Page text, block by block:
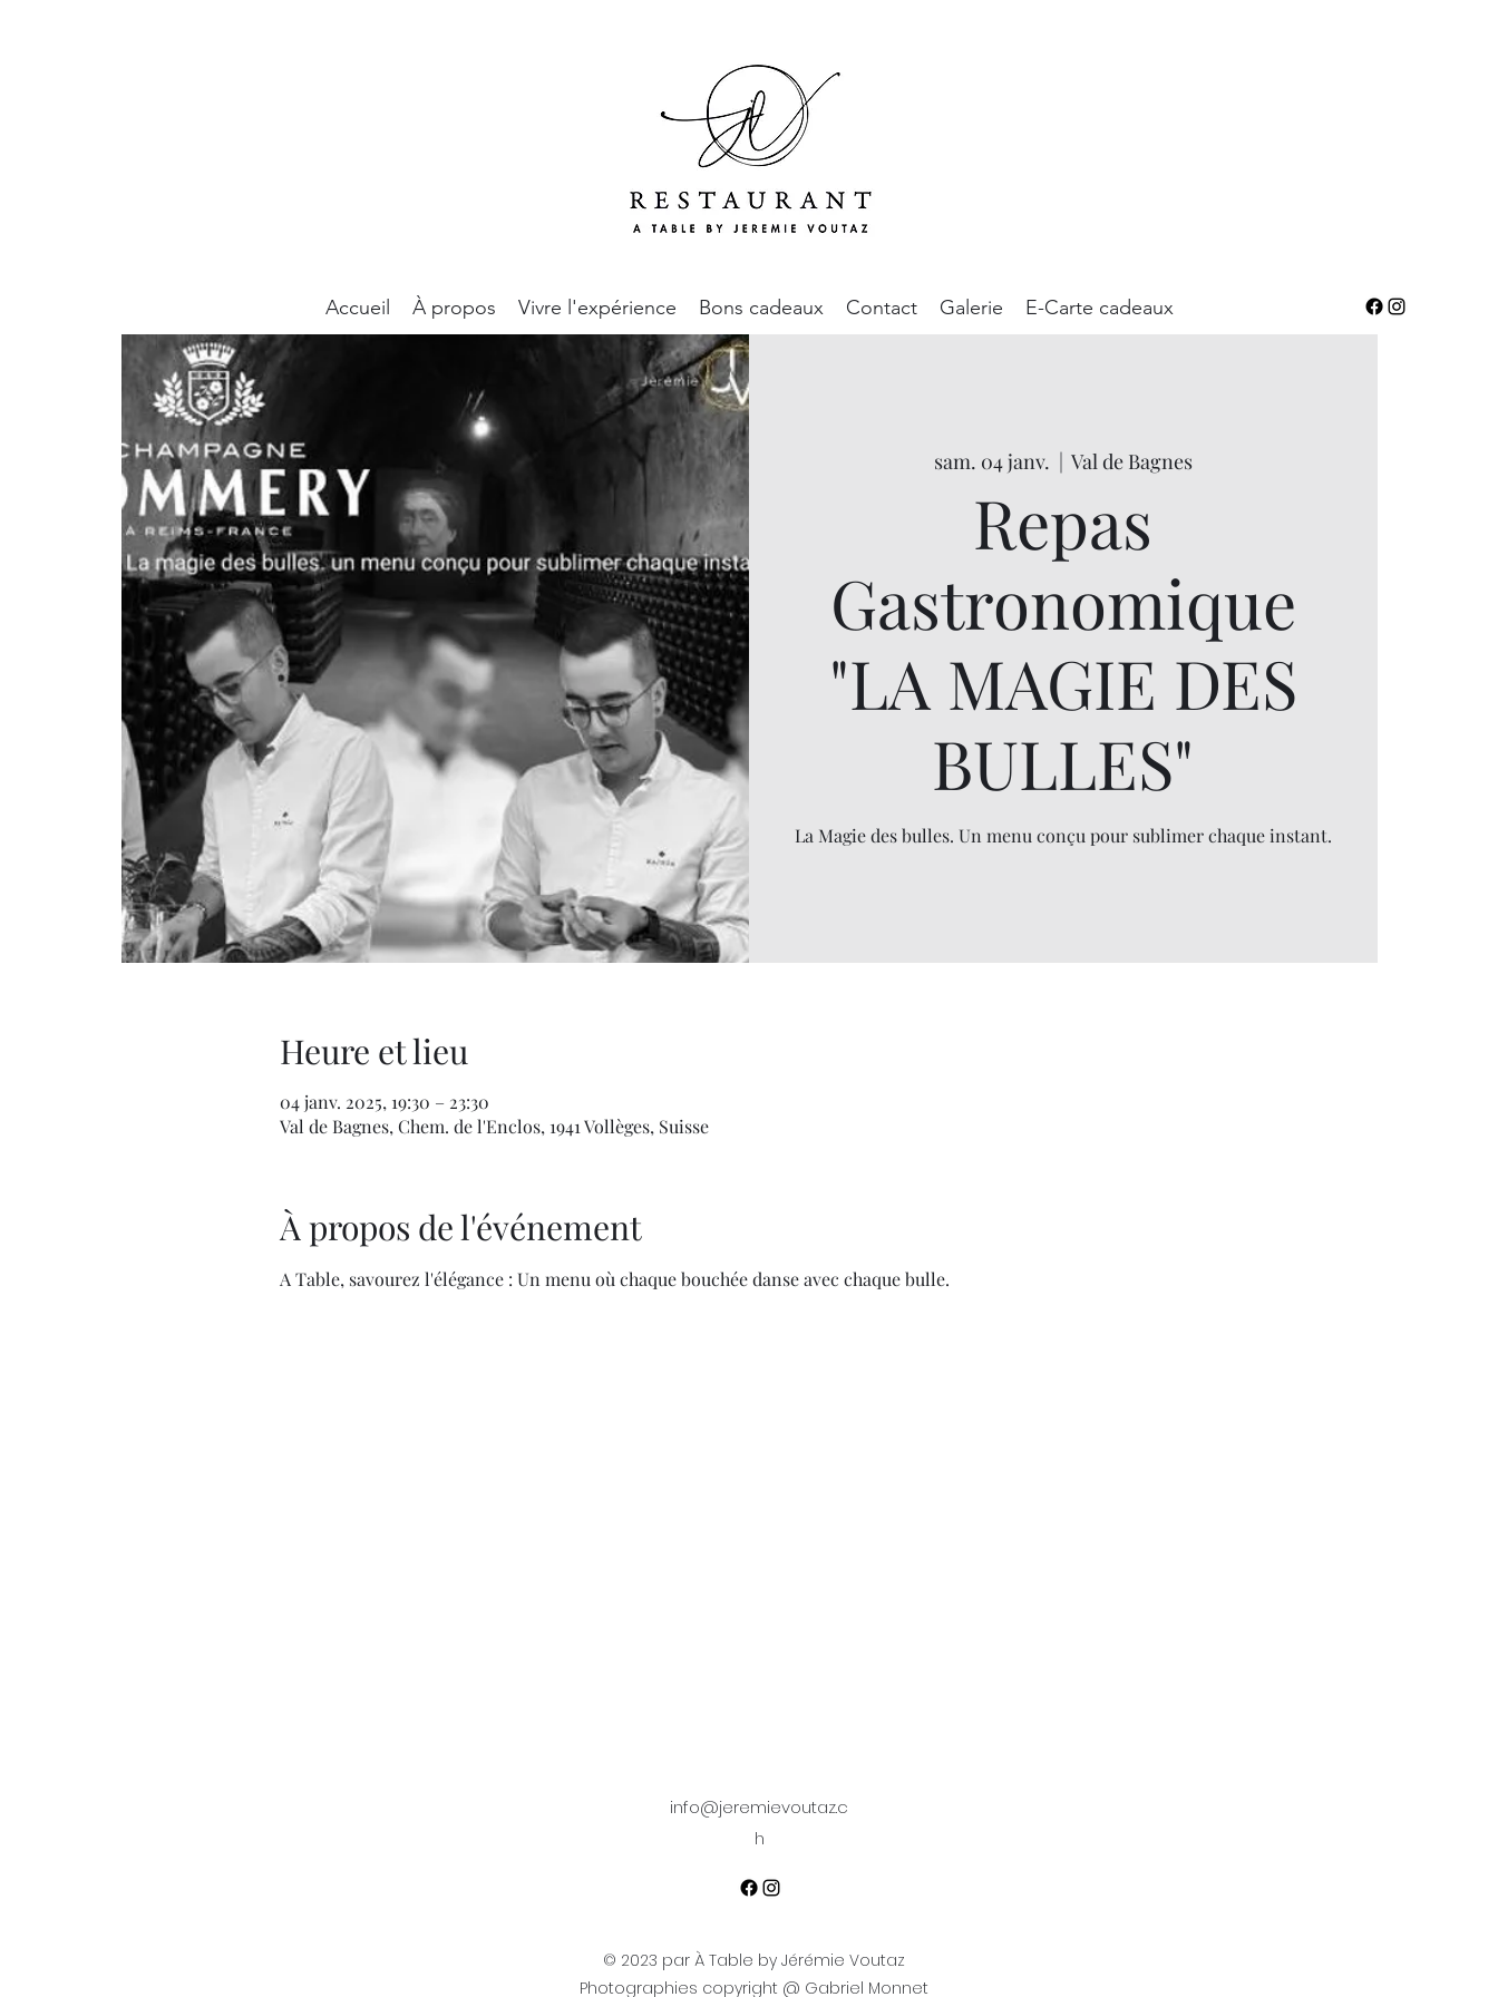
Accueil À propos Vivre l'expérience Bons cadeaux Contact Galerie E-Carte cadeaux
sam. 04 janv.
  |
Val de Bagnes
Repas
Gastronomique
"LA MAGIE DES
BULLES"
La Magie des bulles. Un menu conçu pour sublimer chaque instant.
Heure et lieu
04 janv. 2025, 19:30 – 23:30
Val de Bagnes, Chem. de l'Enclos, 1941 Vollèges, Suisse
À propos de l'événement
A Table, savourez l'élégance : Un menu où chaque bouchée danse avec chaque bulle.
info@jeremievoutaz.c
h
© 2023 par À Table by Jérémie Voutaz
Photographies copyright @ Gabriel Monnet